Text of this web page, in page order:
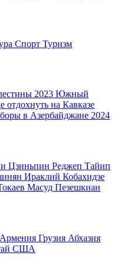
Спорт Туризм
2023 Южный
отдохнуть на Кавказе
в Азербайджане 2024
Цзиньпин Реджеп Тайип
Ираклий Кобахидзе
Масуд Пезешкиан
Армения Грузия Абхазия
США